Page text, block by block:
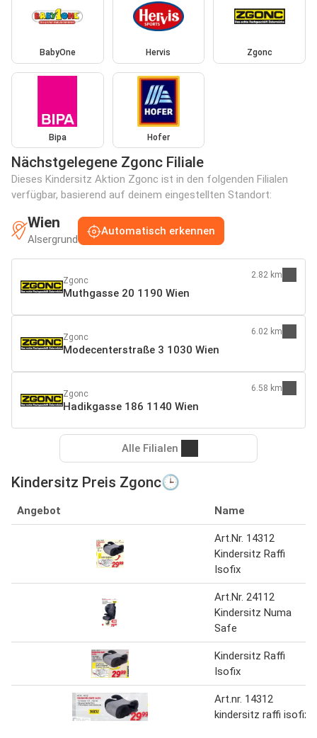
BabyOne Hervis Zgonc
Bipa Hofer
Nächstgelegene Zgonc Filiale
Dieses Kindersitz Aktion Zgonc ist in den folgenden Filialen
verfügbar, basierend auf deinem eingestellten Standort:
Wien
Alsergrund
Automatisch erkennen
Zgonc
Muthgasse 20 1190 Wien
2.82 km
Zgonc
Modecenterstraße 3 1030 Wien
6.02 km
Zgonc
Hadikgasse 186 1140 Wien
6.58 km
Alle Filialen
Kindersitz Preis Zgonc🕒
Angebot Name
Art.Nr. 14312
Kindersitz Raffi
Isofix
Art.Nr. 24112
Kindersitz Numa
Safe
Kindersitz Raffi
Isofix
Art.nr. 14312
kindersitz raffi isofix